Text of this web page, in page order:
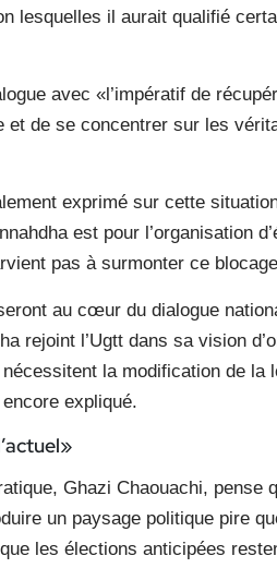
lesquelles il aurait qualifié
avec «l’impératif de
de se concentrer sur les
exprimé sur cette
est pour l’organisation
pas à surmonter ce
au cœur du dialogue
rejoint l’Ugtt dans sa vision
la modification de la
expliqué.
Ghazi Chaouachi, pense
un paysage politique pire
les élections anticipées